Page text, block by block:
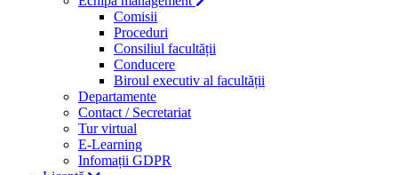
Comisii
Proceduri
Consiliul facultății
Conducere
Biroul executiv al facultății
Departamente
Contact / Secretariat
Tur virtual
E-Learning
Infomații GDPR